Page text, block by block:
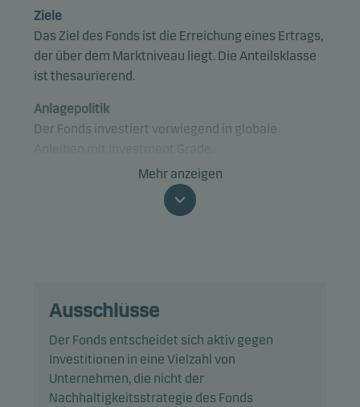
Ziele
Das Ziel des Fonds ist die Erreichung eines Ertrags,
der über dem Marktniveau liegt. Die Anteilsklasse
ist thesaurierend.
Anlagepolitik
Der Fonds investiert vorwiegend in globale
Der Fonds fällt unter Artikel 8 der SFDR und fördert
ökologische und/oder soziale Eigenschaften sowie
verantwortungsvolles Investieren von Danske
Konkret investiert der Fonds mindestens zwei
Drittel seines Nettovermögens in
Mehr anzeigen
Ausschlüsse
Der Fonds entscheidet sich aktiv gegen
Investitionen in eine Vielzahl von
Unternehmen, die nicht der
Nachhaltigkeitsstrategie des Fonds